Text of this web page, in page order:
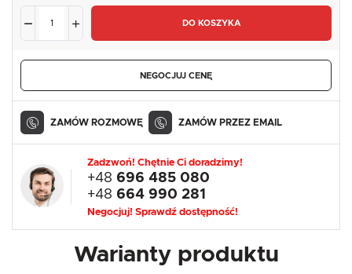
DO KOSZYKA
NEGOCJUJ CENĘ
ZAMÓW ROZMOWĘ ZAMÓW PRZEZ EMAIL
Zadzwoń! Chętnie Ci doradzimy!
+48 696 485 080
+48 664 990 281
Negocjuj! Sprawdź dostępność!
Warianty produktu